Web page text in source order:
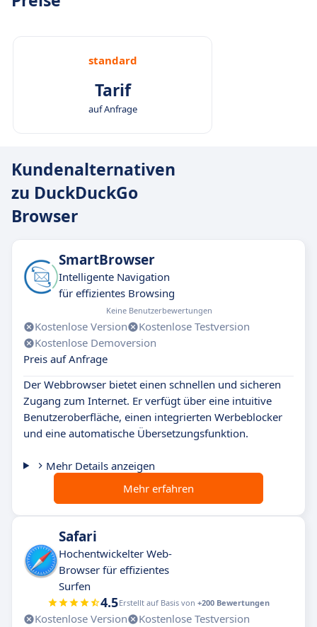
standard
Tarif
auf Anfrage
Kundenalternativen
zu DuckDuckGo
Browser
SmartBrowser
Intelligente Navigation
für effizientes Browsing
Keine Benutzerbewertungen
Kostenlose Version
Kostenlose Testversion
Kostenlose Demoversion
Preis auf Anfrage
Der Webbrowser bietet einen schnellen und sicheren
Zugang zum Internet. Er verfügt über eine intuitive
Benutzeroberfläche, einen integrierten Werbeblocker
und eine automatische Übersetzungsfunktion.
Mehr Details anzeigen
Mehr erfahren
Safari
Hochentwickelter Web-
Browser für effizientes
Surfen
4.5Erstellt auf Basis von +200 Bewertungen
Kostenlose Version
Kostenlose Testversion